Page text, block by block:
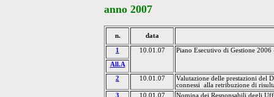
anno 2007
n. data
1 10.01.07 Piano Esecutivo di Gestione 2006
All.A
2 10.01.07
Valutazione delle prestazioni del
connessi
alla retribuzione di
3
10.01.07
Nomina dei Responsabili degli